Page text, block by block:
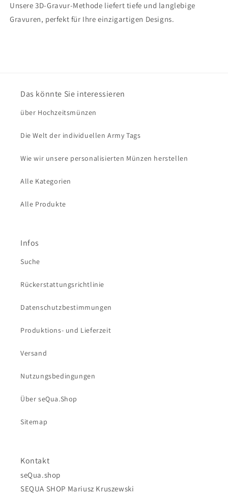
Unsere 3D-Gravur-Methode liefert tiefe und langlebige
Gravuren, perfekt für Ihre einzigartigen Designs.
Das könnte Sie interessieren
über Hochzeitsmünzen
Die Welt der individuellen Army Tags
Wie wir unsere personalisierten Münzen herstellen
Alle Kategorien
Alle Produkte
Infos
Suche
Rückerstattungsrichtlinie
Datenschutzbestimmungen
Produktions- und Lieferzeit
Versand
Nutzungsbedingungen
Über seQua.Shop
Sitemap
Kontakt
seQua.shop
SEQUA SHOP Mariusz Kruszewski